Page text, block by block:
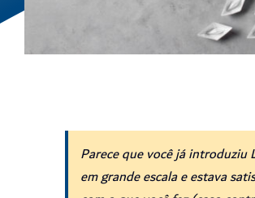
Parece que você já introduziu
em grande escala e estava